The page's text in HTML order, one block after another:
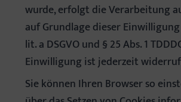
wurde, erfolgt die Verarbeitung
auf Grundlage dieser Einwilligung
lit. a DSGVO und § 25 Abs. 1
Einwilligung ist jederzeit
Sie können Ihren Browser so